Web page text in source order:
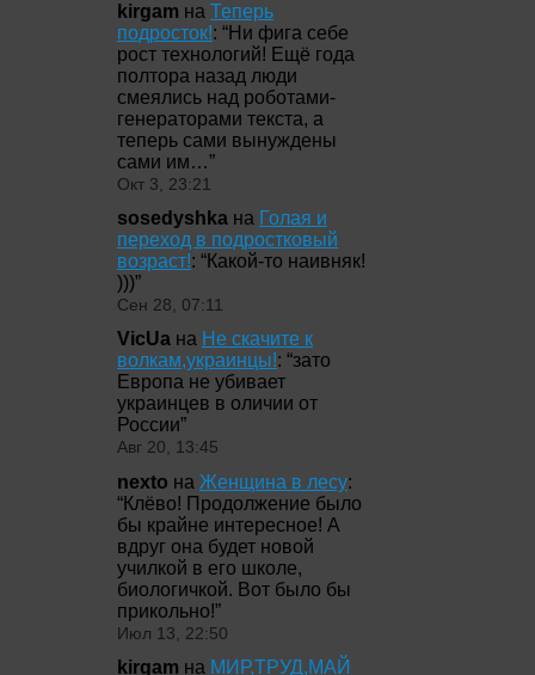
kirgam на Теперь
подросток!: “Ни фига себе
рост технологий! Ещё года
полтора назад люди
смеялись над роботами-
генераторами текста, а
теперь сами вынуждены
сами им…”
Окт 3, 23:21
sosedyshka на Голая и
переход в подростковый
возраст!: “Какой-то наивняк!
)))”
Сен 28, 07:11
VicUa на Не скачите к
волкам,украинцы!: “зато
Европа не убивает
украинцев в оличии от
России”
Авг 20, 13:45
nexto на Женщина в лесу:
“Клёво! Продолжение было
бы крайне интересное! А
вдруг она будет новой
училкой в его школе,
биологичкой. Вот было бы
прикольно!”
Июл 13, 22:50
kirgam на МИР,ТРУД,МАЙ